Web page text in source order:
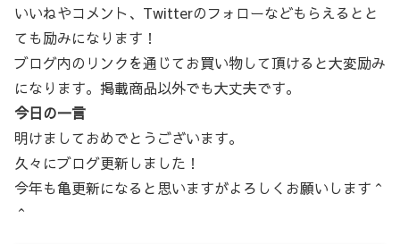
いいねやコメント、Twitterのフォローなどもらえるとと
ても励みになります！
ブログ内のリンクを通じてお買い物して頂けると大変励み
になります。掲載商品以外でも大丈夫です。
今日の一言
明けましておめでとうございます。
久々にブログ更新しました！
今年も亀更新になると思いますがよろしくお願いします＾
＾